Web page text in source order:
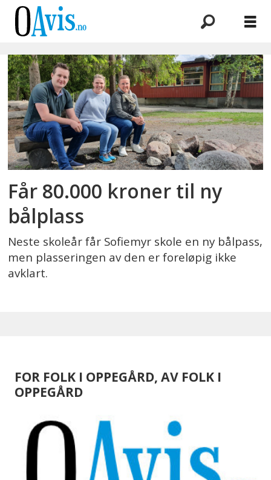
Emne:
skoletomten
Får 80.000 kroner til ny
bålplass
Neste skoleår får Sofiemyr skole en ny bålpass,
men plasseringen av den er foreløpig ikke
avklart.
FOR FOLK I OPPEGÅRD, AV FOLK I
OPPEGÅRD